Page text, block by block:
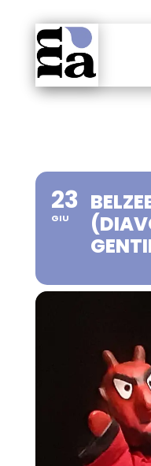
23
GIU